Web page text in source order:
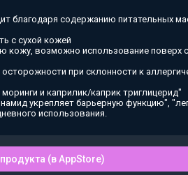
благодаря содержанию питательных
с сухой кожей
кожу, возможно использование поверх
при склонности к
и каприлик/каприк триглицерид"
укрепляет барьерную функцию",
использования.
(в AppStore)